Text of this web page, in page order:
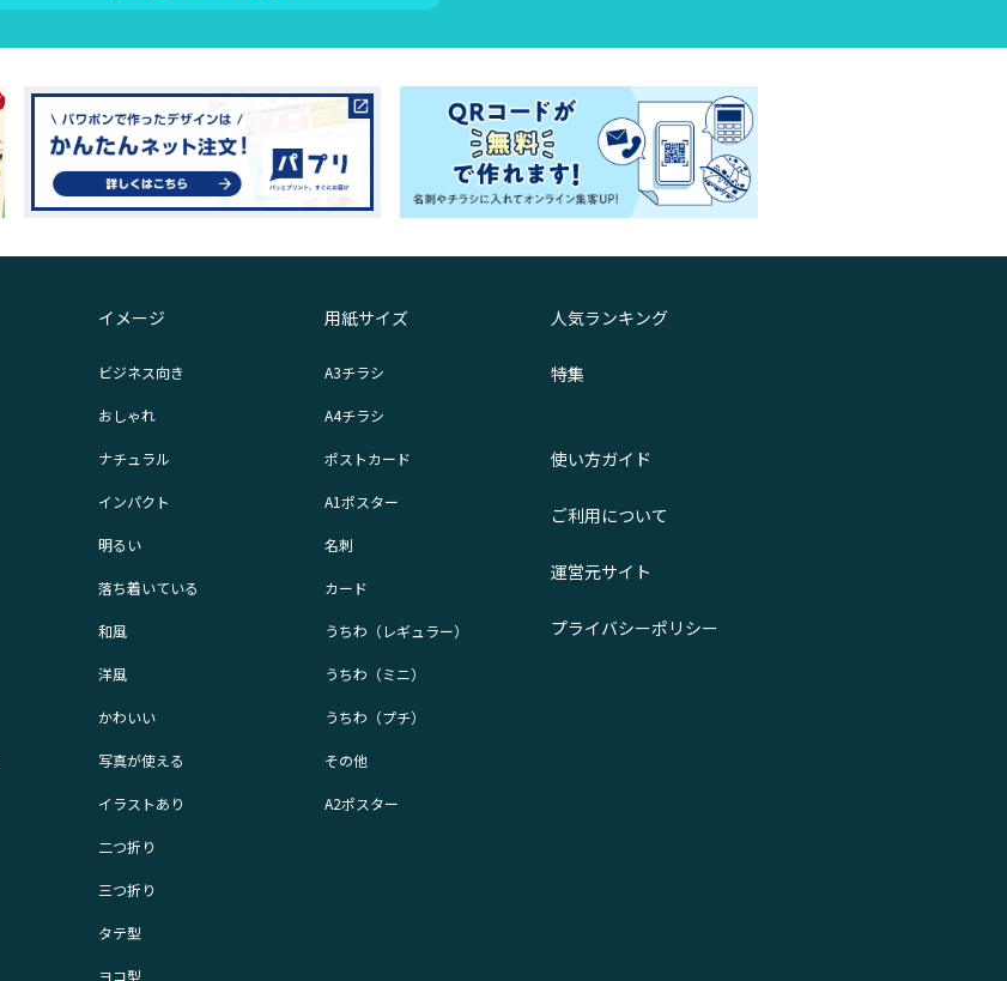
イメージ
ビジネス向き
おしゃれ
ナチュラル
インパクト
明るい
落ち着いている
和風
洋風
かわいい
写真が使える
イラストあり
二つ折り
三つ折り
タテ型
ヨコ型
用紙サイズ
A3チラシ
A4チラシ
ポストカード
A1ポスター
名刺
カード
うちわ（レギュラー）
うちわ（ミニ）
うちわ（プチ）
その他
A2ポスター
人気ランキング
特集
使い方ガイド
ご利用について
運営元サイト
プライバシーポリシー